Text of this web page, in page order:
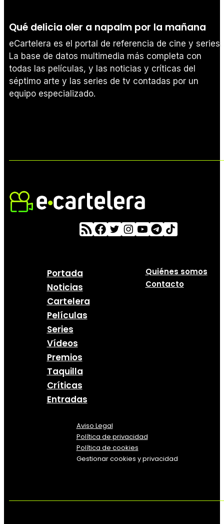
Qué delicia oler a napalm por la mañana
eCartelera es el portal de referencia de cine y series.
La base de datos multimedia más completa con
todas las películas, y las noticias y críticas del
séptimo arte y las series de tv contadas por un
equipo especializado.
Portada
Noticias
Cartelera
Películas
Series
Vídeos
Premios
Taquilla
Críticas
Entradas
Quiénes somos
Contacto
Aviso Legal
Política de privacidad
Política de cookies
Gestionar cookies y privacidad